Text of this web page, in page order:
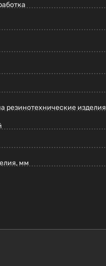
резинотехнические изделия
мм